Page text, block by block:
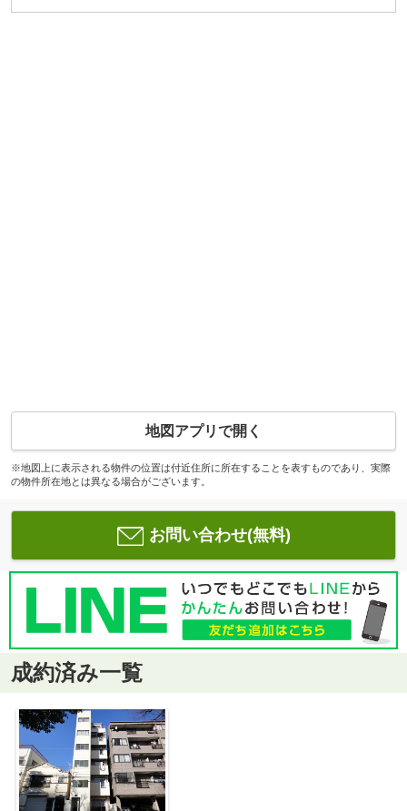
地図アプリで開く
※地図上に表示される物件の位置は付近住所に所在することを表すものであり、実際
の物件所在地とは異なる場合がございます。
お問い合わせ(無料)
成約済み一覧